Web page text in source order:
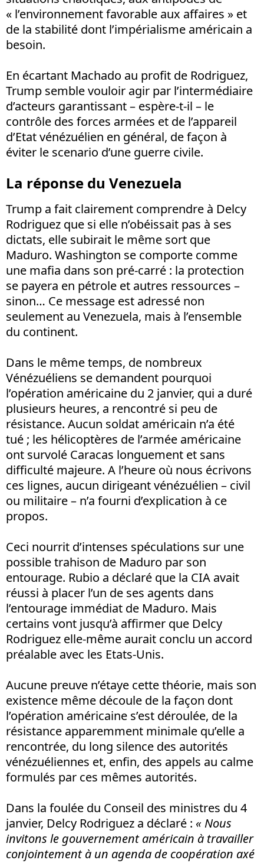
« l’environnement favorable aux affaires » et
de la stabilité dont l’impérialisme américain a
besoin.
En écartant Machado au profit de Rodriguez,
Trump semble vouloir agir par l’intermédiaire
d’acteurs garantissant – espère-t-il – le
contrôle des forces armées et de l’appareil
d’Etat vénézuélien en général, de façon à
éviter le scenario d’une guerre civile.
La réponse du Venezuela
Trump a fait clairement comprendre à Delcy
Rodriguez que si elle n’obéissait pas à ses
dictats, elle subirait le même sort que
Maduro. Washington se comporte comme
une mafia dans son pré-carré : la protection
se payera en pétrole et autres ressources –
sinon… Ce message est adressé non
seulement au Venezuela, mais à l’ensemble
du continent.
Dans le même temps, de nombreux
Vénézuéliens se demandent pourquoi
l’opération américaine du 2 janvier, qui a duré
plusieurs heures, a rencontré si peu de
résistance. Aucun soldat américain n’a été
tué ; les hélicoptères de l’armée américaine
ont survolé Caracas longuement et sans
difficulté majeure. A l’heure où nous écrivons
ces lignes, aucun dirigeant vénézuélien – civil
ou militaire – n’a fourni d’explication à ce
propos.
Ceci nourrit d’intenses spéculations sur une
possible trahison de Maduro par son
entourage. Rubio a déclaré que la CIA avait
réussi à placer l’un de ses agents dans
l’entourage immédiat de Maduro. Mais
certains vont jusqu’à affirmer que Delcy
Rodriguez elle-même aurait conclu un accord
préalable avec les Etats-Unis.
Aucune preuve n’étaye cette théorie, mais son
existence même découle de la façon dont
l’opération américaine s’est déroulée, de la
résistance apparemment minimale qu’elle a
rencontrée, du long silence des autorités
vénézuéliennes et, enfin, des appels au calme
formulés par ces mêmes autorités.
Dans la foulée du Conseil des ministres du 4
janvier, Delcy Rodriguez a déclaré : « Nous
invitons le gouvernement américain à travailler
conjointement à un agenda de coopération axé